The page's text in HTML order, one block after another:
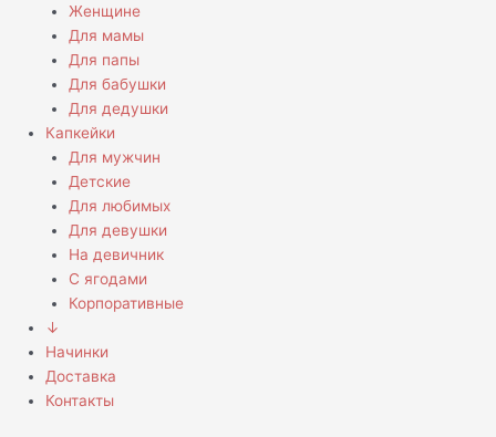
Женщине
Для мамы
Для папы
Для бабушки
Для дедушки
Капкейки
Для мужчин
Детские
Для любимых
Для девушки
На девичник
С ягодами
Корпоративные
↓
Начинки
Доставка
Контакты